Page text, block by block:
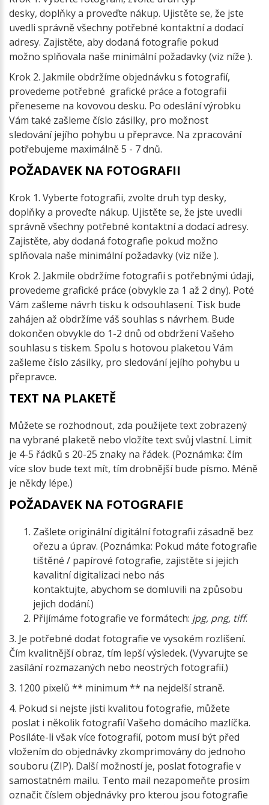
desky, doplňky a proveďte nákup. Ujistěte se, že jste
uvedli správně všechny potřebné kontaktní a dodací
adresy. Zajistěte, aby dodaná fotografie pokud
možno splňovala naše minimální požadavky (viz níže ).
Krok 2. Jakmile obdržíme objednávku s fotografií,
provedeme potřebné grafické práce a fotografii
přeneseme na kovovou desku. Po odeslání výrobku
Vám také zašleme číslo zásilky, pro možnost
sledování jejího pohybu u přepravce. Na zpracování
potřebujeme maximálně 5 - 7 dnů.
POŽADAVEK NA FOTOGRAFII
Krok 1. Vyberte fotografii, zvolte druh typ desky,
doplňky a proveďte nákup. Ujistěte se, že jste uvedli
správně všechny potřebné kontaktní a dodací adresy.
Zajistěte, aby dodaná fotografie pokud možno
splňovala naše minimální požadavky (viz níže ).
Krok 2. Jakmile obdržíme fotografii s potřebnými údaji,
provedeme grafické práce (obvykle za 1 až 2 dny). Poté
Vám zašleme návrh tisku k odsouhlasení. Tisk bude
zahájen až obdržíme váš souhlas s návrhem. Bude
dokončen obvykle do 1-2 dnů od obdržení Vašeho
souhlasu s tiskem. Spolu s hotovou plaketou Vám
zašleme číslo zásilky, pro sledování jejího pohybu u
přepravce.
TEXT NA PLAKETĚ
Můžete se rozhodnout, zda použijete text zobrazený
na vybrané plaketě nebo vložíte text svůj vlastní. Limit
je 4-5 řádků s 20-25 znaky na řádek. (Poznámka: čím
více slov bude text mít, tím drobnější bude písmo. Méně
je někdy lépe.)
POŽADAVEK NA FOTOGRAFIE
Zašlete originální digitální fotografii zásadně bez
ořezu a úprav. (Poznámka: Pokud máte fotografie
tištěné / papírové fotografie, zajistěte si jejich
kavalitní digitalizaci nebo nás
kontaktujte, abychom se domluvili na způsobu
jejich dodání.)
Přijímáme fotografie ve formátech: jpg, png, tiff.
3. Je potřebné dodat fotografie ve vysokém rozlišení.
Čím kvalitnější obraz, tím lepší výsledek. (Vyvarujte se
zasílání rozmazaných nebo neostrých fotografií.)
3. 1200 pixelů ** minimum ** na nejdelší straně.
4. Pokud si nejste jisti kvalitou fotografie, můžete
poslat i několik fotografií Vašeho domácího mazlíčka.
Posíláte-li však více fotografií, potom musí být před
vložením do objednávky zkomprimovány do jednoho
souboru (ZIP). Další možností je, poslat fotografie v
samostatném mailu. Tento mail nezapomeňte prosím
označit číslem objednávky pro kterou jsou fotografie